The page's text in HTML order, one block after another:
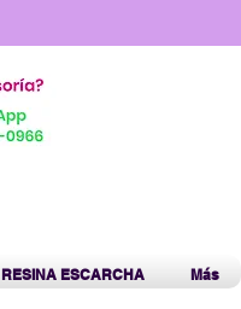
ESCARCHA Más